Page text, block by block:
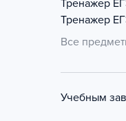
Тренажер
Тренажер
Все
Учебным